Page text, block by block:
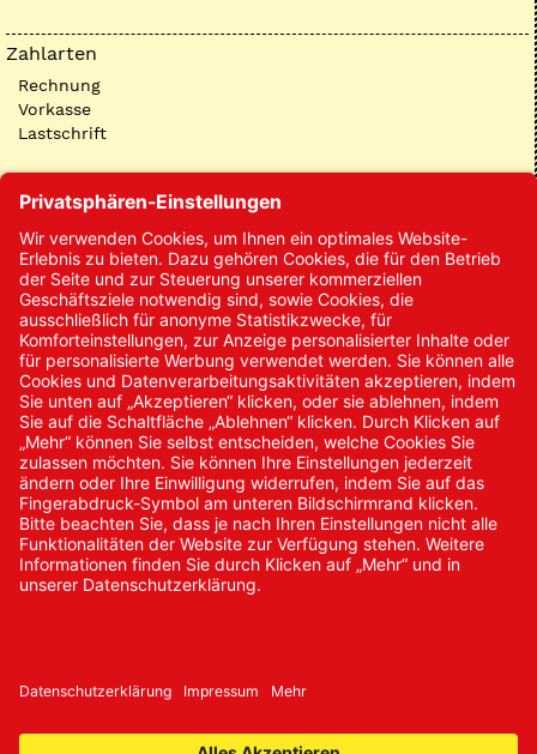
Zahlarten
Rechnung
Vorkasse
Lastschrift
Kontakt
Kontakt/Anfrage
Neukundenanmeldung
Kennwort vergessen
Bestellungen
Sendung verfolgen
© 2024 Promed Vertriebsgesellschaft mbH | Alle Rechte
* Alle Preise zzgl. gesetzlicher Mehrwertsteuer